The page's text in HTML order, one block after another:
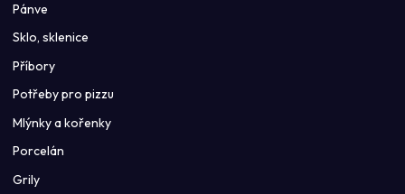
Pánve
Sklo, sklenice
Příbory
Potřeby pro pizzu
Mlýnky a kořenky
Porcelán
Grily